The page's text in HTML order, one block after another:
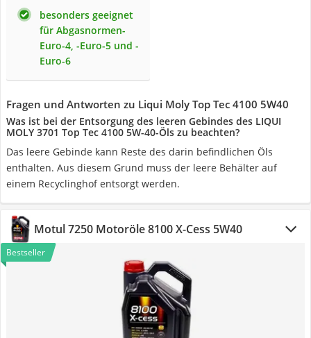
besonders geeignet
für Abgasnormen-
Euro-4, -Euro-5 und -
Euro-6
Fragen und Antworten zu Liqui Moly Top Tec 4100 5W40
Was ist bei der Entsorgung des leeren Gebindes des LIQUI
MOLY 3701 Top Tec 4100 5W-40-Öls zu beachten?
Das leere Gebinde kann Reste des darin befindlichen Öls
enthalten. Aus diesem Grund muss der leere Behälter auf
einem Recyclinghof entsorgt werden.
Motul 7250 Motoröle 8100 X-Cess 5W40
Bestseller